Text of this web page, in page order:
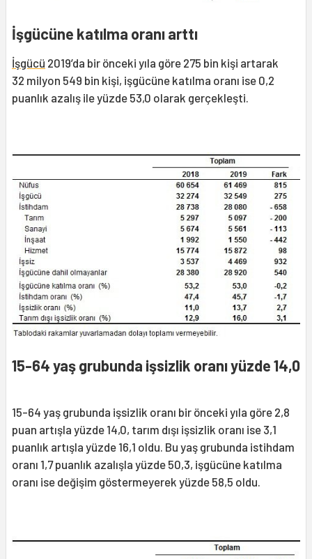
İşgücüne katılma oranı arttı
İşgücü 2019’da bir önceki yıla göre 275 bin kişi artarak
32 milyon 549 bin kişi, işgücüne katılma oranı ise 0,2
puanlık azalış ile yüzde 53,0 olarak gerçekleşti.
15-64 yaş grubunda işsizlik oranı yüzde 14,0
15-64 yaş grubunda işsizlik oranı bir önceki yıla göre 2,8
puan artışla yüzde 14,0, tarım dışı işsizlik oranı ise 3,1
puanlık artışla yüzde 16,1 oldu. Bu yaş grubunda istihdam
oranı 1,7 puanlık azalışla yüzde 50,3, işgücüne katılma
oranı ise değişim göstermeyerek yüzde 58,5 oldu.